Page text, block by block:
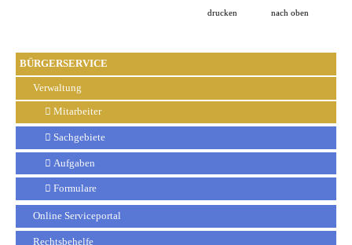
BÜRGERSERVICE
Verwaltung
Mitarbeiter
Sachgebiete
Aufgaben
Formulare
Online Serviceportal
Rechtsbehelfe
drucken nach oben